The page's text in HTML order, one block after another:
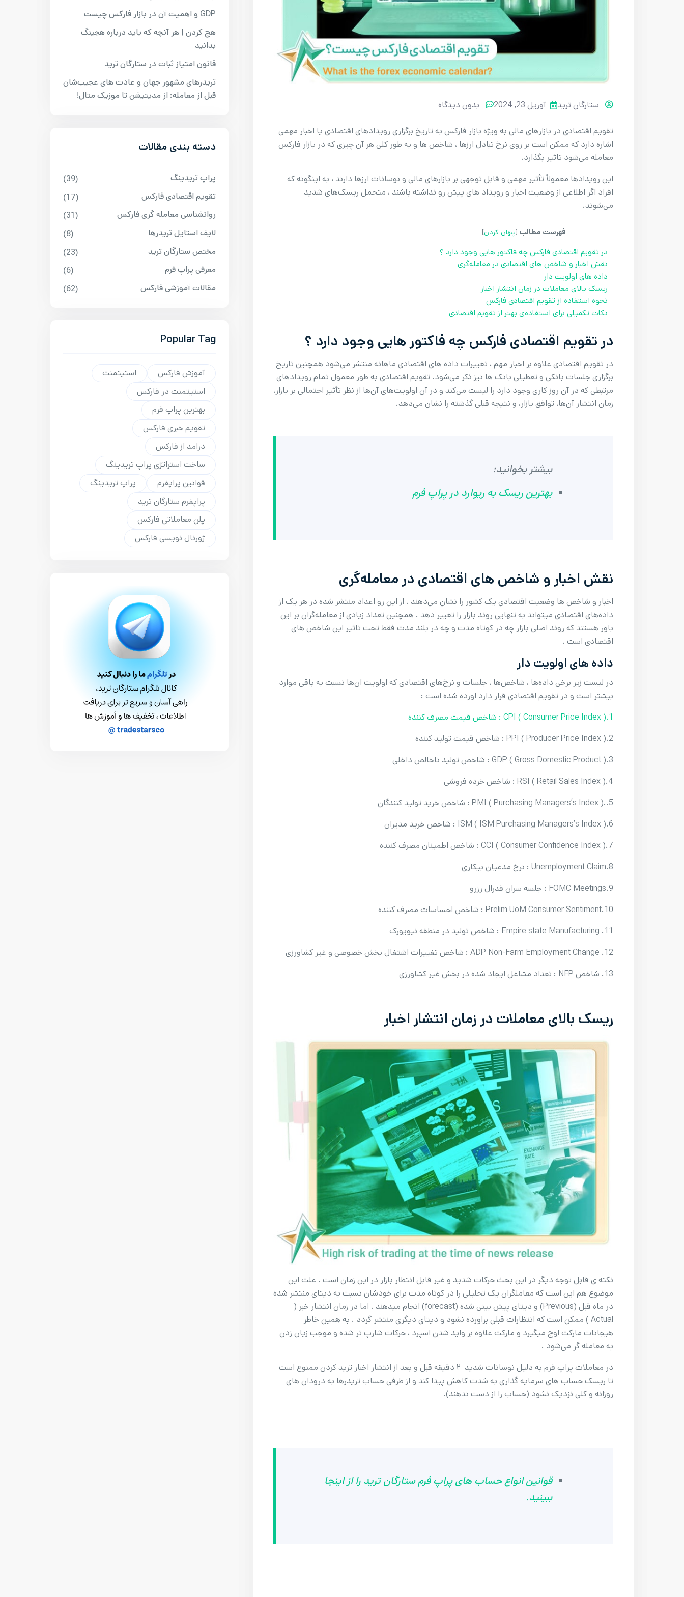
ستارگان ترید آوریل 23, 2024 بدون دیدگاه
تقویم اقتصادی در بازار‌های مالی به ویژه بازار فارکس به تاریخ‌ برگزاری رویدادهای اقتصادی یا اخبار مهمی
اشاره دارد که ممکن است بر روی نرخ تبادل ارزها ، شاخص ها و به طور کلی هر آن چیزی که در بازار فارکس
معامله می‌شود تاثیر بگذارد.
این رویداد‌ها معمولاً تأثیر مهمی و قابل توجهی بر بازارهای مالی و نوسانات ارزها دارند ، به اینگونه که
افراد اگر اطلاعی از وضعیت اخبار و رویداد های پیش رو نداشته باشند ، متحمل ریسک‌های شدید
می‌شوند.
فهرست مطالب [پنهان کردن]
در تقویم اقتصادی فارکس چه فاکتور هایی وجود دارد ؟
نقش اخبار و شاخص های اقتصادی در معامله‌گری
داده های اولویت دار
ریسک بالای معاملات در زمان انتشار اخبار
نحوه استفاده از تقویم اقتصادی فارکس
نکات تکمیلی برای استفاده‌ی بهتر از تقویم اقتصادی
در تقویم اقتصادی فارکس چه فاکتور هایی وجود دارد ؟
در تقویم اقتصادی علاوه بر اخبار مهم ، تغییرات داده های اقتصادی ماهانه منتشر می‌شود همچنین تاریخ
برگزاری جلسات بانکی و تعطیلی بانک ها نیز ذکر می‌شود. تقویم اقتصادی به طور معمول تمام رویدادهای
مرتبطی که در آن روز کاری وجود دارد را لیست می‌کند و در آن اولویت‌های آن‌ها از نظر تأثیر احتمالی بر بازار،
زمان انتشار آن‌ها، توافق بازار، و نتیجه قبلی گذشته را نشان می‌دهد.
بیشتر بخوانید:
بهترین ریسک به ریوارد در پراپ فرم
نقش اخبار و شاخص های اقتصادی در معامله‌گری
اخبار و شاخص ها وضعیت اقتصادی یک کشور را نشان می‌دهند . از این رو اعداد منتشر شده در هر یک از
داده‌های اقتصادی میتواند به تنهایی روند بازار را تغییر دهد . همچنین تعداد زیادی از معامله‌گران بر این
باور هستند که روند اصلی بازار چه در کوتاه مدت و چه در بلند مدت فقط تحت تاثیر این شاخص های
اقتصادی است .
داده های اولویت دار
در لیست زیر برخی داده‌ها ، شاخص‌ها ، جلسات و نرخ‌های اقتصادی که اولویت ان‌ها نسبت به باقی موارد
بیشتر است و در تقویم اقتصادی قرار دارد اورده شده است :
1.CPI ( Consumer Price Index ) : شاخص قیمت مصرف کننده
2.PPI ( Producer Price Index ) : شاخص قیمت تولید کننده
3.GDP ( Gross Domestic Product ) : شاخص تولید ناخالص داخلی
4.RSI ( Retail Sales Index ) : شاخص خرده فروشی
5..PMI ( Purchasing Managers’s Index ) : شاخص خرید تولید کنندگان
6.ISM ( ISM Purchasing Managers’s Index ) : شاخص خرید مدیران
7.CCI ( Consumer Confidence Index ) : شاخص اطمینان مصرف کننده
8.Unemployment Claim : نرخ مدعیان بیکاری
9.FOMC Meetings : جلسه سران فدرال رزرو
10.Prelim UoM Consumer Sentiment : شاخص احساسات مصرف کننده
11. Empire state Manufacturing : شاخص تولید در منطقه نیویورک
12. ADP Non-Farm Employment Change : شاخص تغییرات اشتغال بخش خصوصی و غیر کشاورزی
13. شاخص NFP : تعداد مشاغل ایجاد شده در بخش غیر کشاورزی
ریسک بالای معاملات در زمان انتشار اخبار
نکته ی قابل توجه دیگر در این بحث حرکات شدید و غیر قابل انتظار بازار در این زمان است . علت این
موضوع هم این است که معاملگران یک تحلیلی را در کوتاه مدت برای خودشان نسبت به دیتای منتشر شده
در ماه قبل (Previous) و دیتای پیش بینی شده (forecast) انجام میدهند . اما در زمان انتشار خبر (
Actual ) ممکن است که انتظارات قبلی براورده نشود و دیتای دیگری منتشر گردد . به همین خاطر
هیجانات مارکت اوج میگیرد و مارکت علاوه بر واید شدن اسپرد ، حرکات شارپ تر شده و موجب زیان زدن
به معامله گر می‌شود .
در معاملات پراپ فرم به دلیل نوسانات شدید ۲ دقیقه قبل و بعد از انتشار اخبار ترید کردن ممنوع است
تا ریسک حساب های سرمایه گذاری به شدت کاهش پیدا کند و از طرفی حساب تریدرها به درودان های
روزانه و کلی نزدیک نشود (حساب را از دست ندهند).
قوانین انواع حساب های پراپ فرم ستارگان ترید را از اینجا
ببینید.
GDP و اهمیت آن در بازار فارکس چیست
هج کردن | هر آنچه که باید درباره هجینگ
بدانید
قانون امتیاز ثبات در ستارگان ترید
تریدرهای مشهور جهان و عادت‌ های عجیب‌شان
قبل از معامله: از مدیتیشن تا موزیک متال!
دسته بندی مقالات
پراپ تریدینگ
(39)
تقویم اقتصادی فارکس
(17)
روانشناسی معامله گری فارکس
(31)
لایف استایل تریدرها
(8)
مختص ستارگان ترید
(23)
معرفی پراپ فرم
(6)
مقالات آموزشی فارکس
(62)
Popular Tag
آموزش فارکس
استیتمنت
استیتمنت در فارکس
بهترین پراپ فرم
تقویم خبری فارکس
درامد از فارکس
ساخت استراتژی پراپ تریدینگ
قوانین پراپفرم
پراپ تریدینگ
پراپفرم ستارگان ترید
پلن معاملاتی فارکس
ژورنال نویسی فارکس